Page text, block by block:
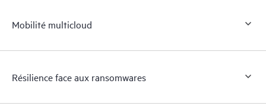
Mobilité multicloud
Résilience face aux ransomwares